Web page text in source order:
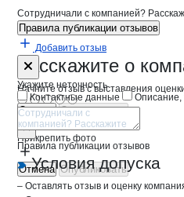
Сотрудничали с компанией?
Правила публикации отзывов
Добавить отзыв
Расскажите о
Начните отзыв с выставления
Прикрепить фото
Отмена Опубликовать
Форма обратной
Укажите неточность
Контактные данные
Описание,
Отмена Опубликовать
Правила публикации отзывов
Условия допуска
– Оставлять отзыв и оценку